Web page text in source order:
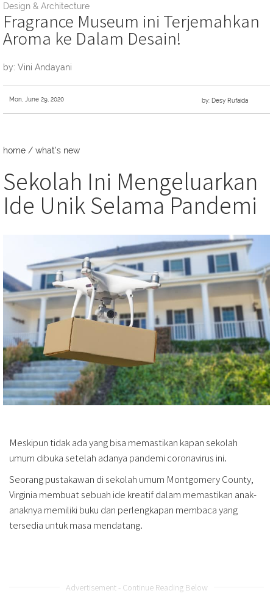
Design & Architecture
Fragrance Museum ini Terjemahkan
Aroma ke Dalam Desain!
by: Vini Andayani
Mon, June 29, 2020 by: Desy Rufaida
home / what's new
Sekolah Ini Mengeluarkan
Ide Unik Selama Pandemi
Meskipun tidak ada yang bisa memastikan kapan sekolah
umum dibuka setelah adanya pandemi coronavirus ini.
Seorang pustakawan di sekolah umum Montgomery County,
Virginia membuat sebuah ide kreatif dalam memastikan anak-
anaknya memiliki buku dan perlengkapan membaca yang
tersedia untuk masa mendatang.
Advertisement - Continue Reading Below